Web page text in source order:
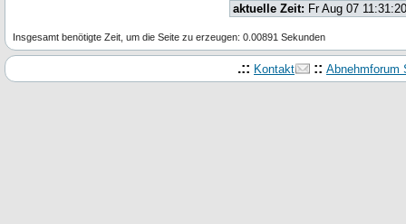
aktuelle Zeit: Fr Aug 07
Insgesamt benötigte Zeit, um die Seite zu erzeugen: 0.00891 Sekunden
.:: Kontakt :: Abnehmforum